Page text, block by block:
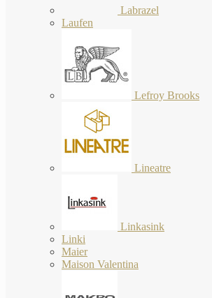
Labrazel
Laufen
Lefroy Brooks
Lineatre
Linkasink
Linki
Maier
Maison Valentina